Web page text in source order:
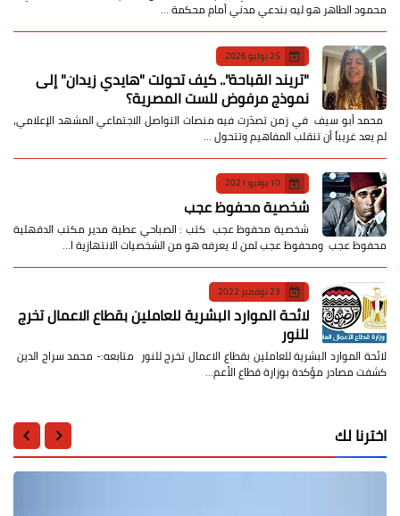
محمود الطاهر هو ليه بندعي مدني أمام محكمة …
25 يوليو 2026
​"تريند القباحة".. كيف تحولت "هايدي زيدان" إلى
نموذج مرفوض للست المصرية؟
​ محمد أبو سيف ​في زمن تصدّرت فيه منصات التواصل الاجتماعي المشهد الإعلامي،
لم يعد غريباً أن تنقلب المفاهيم وتتحول …
10 يونيو 2021
شخصية محفوظ عجب
شخصية محفوظ عجب كتب : الصباحي عطية مدير مكتب الدقهلية
محفوظ عجب ومحفوظ عجب لمن لا يعرفه هو من الشخصيات الانتهازية ا…
23 نوفمبر 2022
لائحة الموارد البشرية للعاملين بقطاع الاعمال تخرج
للنور
لائحة الموارد البشرية للعاملين بقطاع الاعمال تخرج للنور متابعه:- محمد سراج الدين
كشفت مصادر مؤكدة بوزارة قطاع الأعم…
اخترنا لك